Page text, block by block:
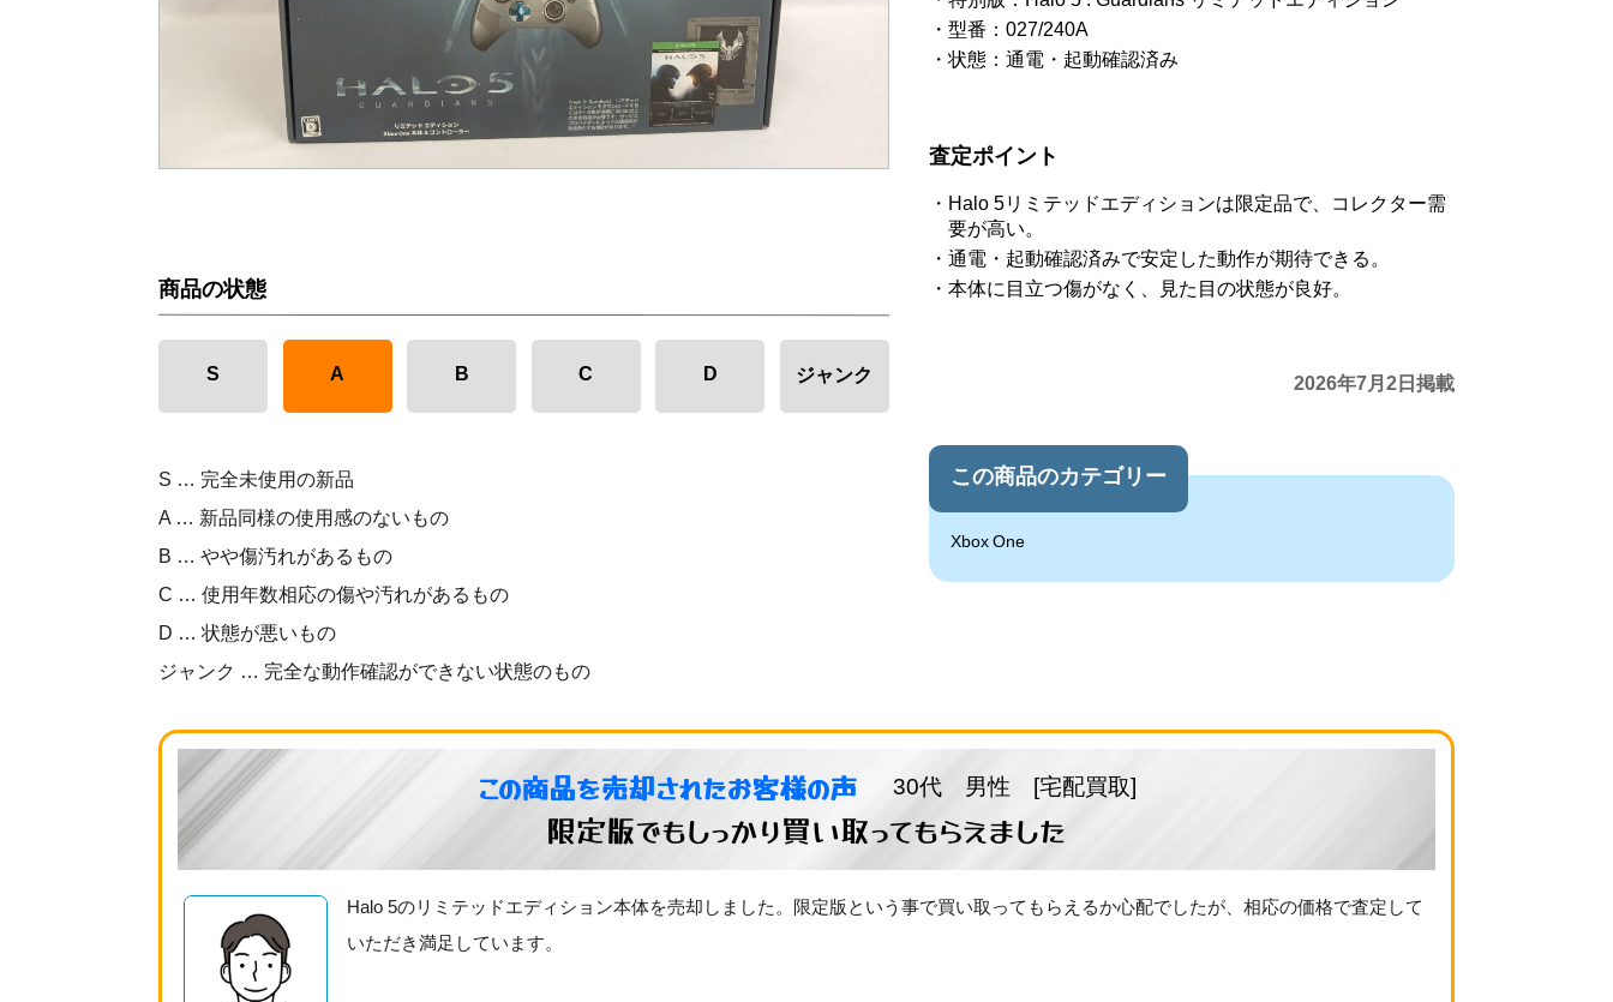
型番：027/240A
状態：通電・起動確認済み
査定ポイント
Halo 5リミテッドエディションは限定品で、コレクター需
要が高い。
通電・起動確認済みで安定した動作が期待できる。
本体に目立つ傷がなく、見た目の状態が良好。
2026年7月2日掲載
この商品のカテゴリー
Xbox One
商品の状態
S A B C D ジャンク
S … 完全未使用の新品
A … 新品同様の使用感のないもの
B … やや傷汚れがあるもの
C … 使用年数相応の傷や汚れがあるもの
D … 状態が悪いもの
ジャンク … 完全な動作確認ができない状態のもの
この商品を売却されたお客様の声 30代 男性 [宅配買取]
限定版でもしっかり買い取ってもらえました
Halo 5のリミテッドエディション本体を売却しました。限定版という事で買い取ってもらえるか心配でしたが、相応の価格で査定して
いただき満足しています。